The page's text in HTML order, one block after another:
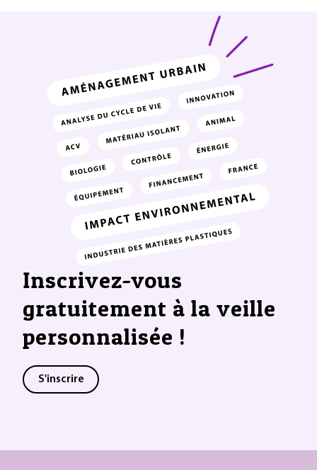
Inscrivez-vous
gratuitement à la veille
personnalisée !
S'inscrire